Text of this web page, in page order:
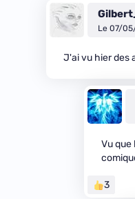
Le 07/
J'ai vu hier des
Vu que
3